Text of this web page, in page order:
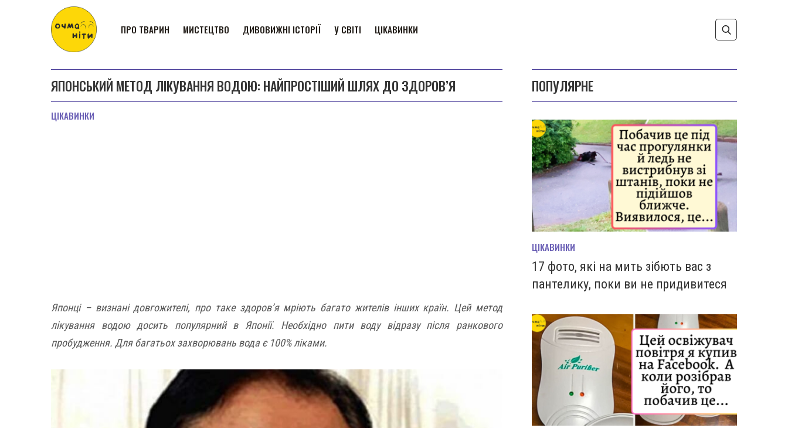
ПРО ТВАРИН МИСТЕЦТВО ДИВОВИЖНІ ІСТОРІЇ У СВІТІ ЦІКАВИНКИ
ЯПОНСЬКИЙ МЕТОД ЛІКУВАННЯ ВОДОЮ: НАЙПРОСТІШИЙ ШЛЯХ ДО ЗДОРОВ’Я
ЦІКАВИНКИ
Японці – визнані довгожителі, про таке здоров’я мріють багато жителів інших країн. Цей метод
лікування водою досить популярний в Японії. Необхідно пити воду відразу після ранкового
пробудження. Для багатьох захворювань вода є 100% ліками.
ПОПУЛЯРНЕ
ЦІКАВИНКИ
17 фото, які на мить зiбють вас з
пантелику, поки ви не придивитеся